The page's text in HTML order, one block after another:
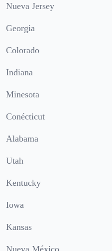
Nueva Jersey
Georgia
Colorado
Indiana
Minesota
Conécticut
Alabama
Utah
Kentucky
Iowa
Kansas
Nueva México